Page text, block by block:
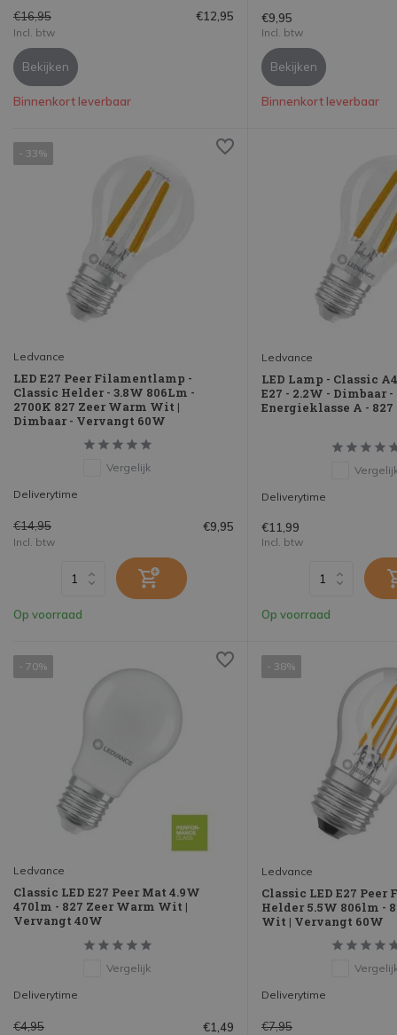
€16,95 €12,95
Incl. btw
Bekijken
Binnenkort leverbaar
€9,95
Incl. btw
Bekijken
Binnenkort leverbaar
- 33%
Ledvance
LED E27 Peer Filamentlamp -
Classic Helder - 3.8W 806Lm -
2700K 827 Zeer Warm Wit |
Dimbaar - Vervangt 60W
Vergelijk
Deliverytime
€14,95 €9,95
Incl. btw
Op voorraad
Ledvance
LED Lamp - Classic
E27 - 2.2W - Dimbaar -
Energieklasse A -
Deliverytime
€11,99
Incl. btw
Op voorraad
- 70%
Ledvance
Classic LED E27 Peer Mat 4.9W
470lm - 827 Zeer Warm Wit |
Vervangt 40W
Vergelijk
Deliverytime
€4,95 €1,49
- 38%
Ledvance
Classic LED E27
Helder 5.5W 806lm -
Wit | Vervangt 60W
Deliverytime
€7,95